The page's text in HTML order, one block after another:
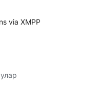
via XMPP